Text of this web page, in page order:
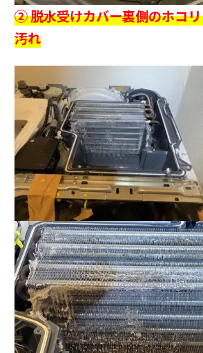
② 脱水受けカバー裏側のホコ
汚れ